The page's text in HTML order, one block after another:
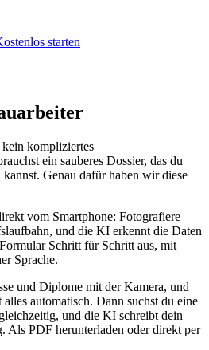
starten
kompliziertes
ein sauberes Dossier, das du
Genau dafür haben wir diese
vom Smartphone: Fotografiere
und die KI erkennt die Daten
Schritt für Schritt aus, mit
Sprache.
und Diplome mit der Kamera, und
automatisch. Dann suchst du eine
und die KI schreibt dein
Als PDF herunterladen oder direkt per